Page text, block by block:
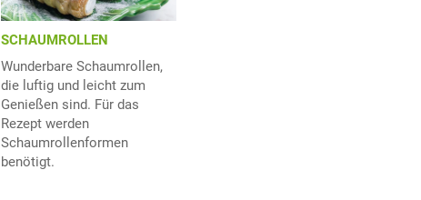
SCHAUMROLLEN
Wunderbare Schaumrollen,
die luftig und leicht zum
Genießen sind. Für das
Rezept werden
Schaumrollenformen
benötigt.